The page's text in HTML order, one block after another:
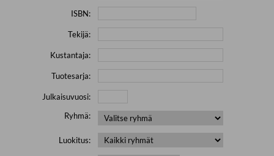
ISBN:
Tekijä:
Kustantaja:
Tuotesarja:
Julkaisuvuosi:
Ryhmä:
Luokitus: